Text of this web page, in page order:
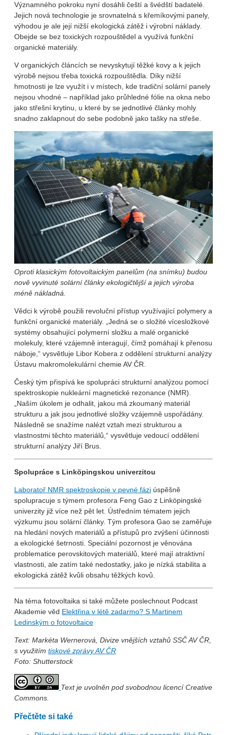
Významného pokroku nyní dosáhli čeští a švédští badatelé.
Jejich nová technologie je srovnatelná s křemíkovými panely,
výhodou je ale její nižší ekologická zátěž i výrobní náklady.
Obejde se bez toxických rozpouštědel a využívá funkční
organické materiály.
V organických článcích se nevyskytují těžké kovy a k jejich
výrobě nejsou třeba toxická rozpouštědla. Díky nižší
hmotnosti je lze využít i v místech, kde tradiční solární panely
nejsou vhodné – například jako průhledné fólie na okna nebo
jako střešní krytinu, u které by se jednotlivé články mohly
snadno zaklapnout do sebe podobně jako tašky na střeše.
Oproti klasickým fotovoltaickým panelům (na snímku) budou
nově vyvinuté solární články ekologičtější a jejich výroba
méně nákladná.
Vědci k výrobě použili revoluční přístup využívající polymery a
funkční organické materiály. „Jedná se o složité vícesložkové
systémy obsahující polymerní složku a malé organické
molekuly, které vzájemně interagují, čímž pomáhají k přenosu
náboje,“ vysvětluje Libor Kobera z oddělení strukturní analýzy
Ústavu makromolekulární chemie AV ČR.
Český tým přispívá ke spolupráci strukturní analýzou pomocí
spektroskopie nukleární magnetické rezonance (NMR).
„Naším úkolem je odhalit, jakou má zkoumaný materiál
strukturu a jak jsou jednotlivé složky vzájemně uspořádány.
Následně se snažíme nalézt vztah mezi strukturou a
vlastnostmi těchto materiálů,“ vysvětluje vedoucí oddělení
strukturní analýzy Jiří Brus.
Spolupráce s Linköpingskou univerzitou
Laboratoř NMR spektroskopie v pevné fázi úspěšně
spolupracuje s týmem profesora Feng Gao z Linköpingské
univerzity již více než pět let. Ústředním tématem jejich
výzkumu jsou solární články. Tým profesora Gao se zaměřuje
na hledání nových materiálů a přístupů pro zvýšení účinnosti
a ekologické šetrnosti. Speciální pozornost je věnována
problematice perovskitových materiálů, které mají atraktivní
vlastnosti, ale zatím také nedostatky, jako je nízká stabilita a
ekologická zátěž kvůli obsahu těžkých kovů.
Na téma fotovoltaika si také můžete poslechnout Podcast
Akademie věd Elektřina v létě zadarmo? S Martinem
Ledinským o fotovoltaice
Text: Markéta Wernerová, Divize vnějších vztahů SSČ AV ČR,
s využitím tiskové zprávy AV ČR
Foto: Shutterstock
Text je uvolněn pod svobodnou licencí Creative
Commons.
Přečtěte si také